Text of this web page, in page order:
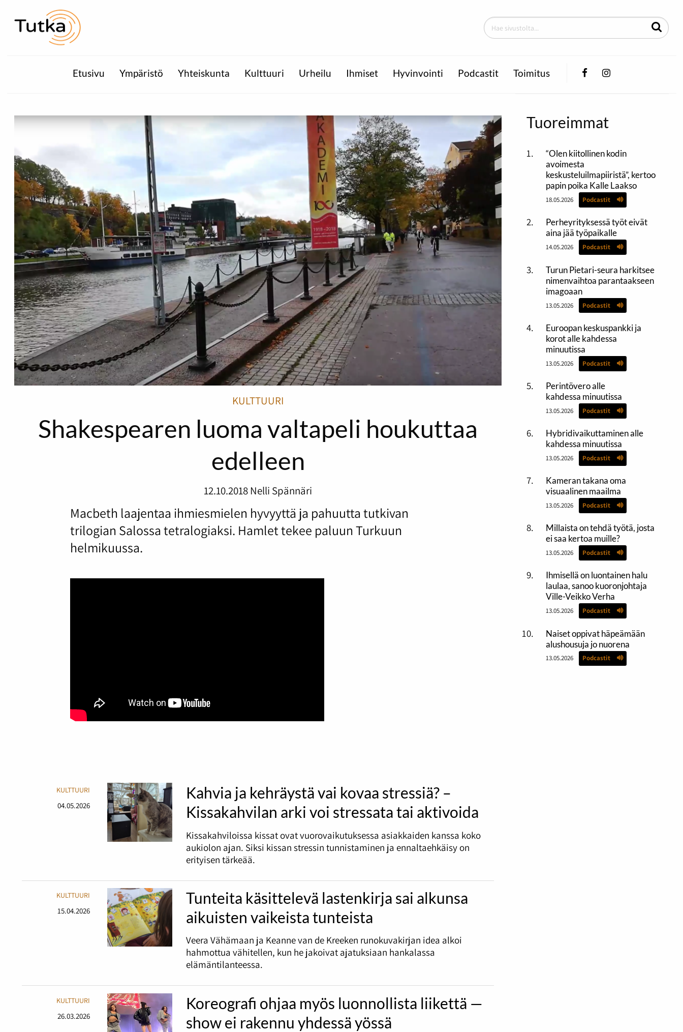
Etusivu Ympäristö Yhteiskunta Kulttuuri Urheilu Ihmiset Hyvinvointi Podcastit Toimitus FacebookInstagram
KULTTUURI
Shakespearen luoma valtapeli houkuttaa
edelleen
12.10.2018 Nelli Spännäri
Macbeth laajentaa ihmiesmielen hyvyyttä ja pahuutta tutkivan
trilogian Salossa tetralogiaksi. Hamlet tekee paluun Turkuun
helmikuussa.
KULTTUURI
04.05.2026
Kahvia ja kehräystä vai kovaa stressiä? –
Kissakahvilan arki voi stressata tai aktivoida
Kissakahviloissa kissat ovat vuorovaikutuksessa asiakkaiden kanssa koko
aukiolon ajan. Siksi kissan stressin tunnistaminen ja ennaltaehkäisy on
erityisen tärkeää.
KULTTUURI
15.04.2026
Tunteita käsittelevä lastenkirja sai alkunsa
aikuisten vaikeista tunteista
Veera Vähämaan ja Keanne van de Kreeken runokuvakirjan idea alkoi
hahmottua vähitellen, kun he jakoivat ajatuksiaan hankalassa
elämäntilanteessa.
KULTTUURI
26.03.2026
Koreografi ohjaa myös luonnollista liikettä —
show ei rakennu yhdessä yössä
Tuoreimmat
“Olen kiitollinen kodin
avoimesta
keskusteluilmapiiristä”, kertoo
papin poika Kalle Laakso
18.05.2026 Podcastit
Perheyrityksessä työt eivät
aina jää työpaikalle
14.05.2026 Podcastit
Turun Pietari-seura harkitsee
nimenvaihtoa parantaakseen
imagoaan
13.05.2026 Podcastit
Euroopan keskuspankki ja
korot alle kahdessa
minuutissa
13.05.2026 Podcastit
Perintövero alle
kahdessa minuutissa
13.05.2026 Podcastit
Hybridivaikuttaminen alle
kahdessa minuutissa
13.05.2026 Podcastit
Kameran takana oma
visuaalinen maailma
13.05.2026 Podcastit
Millaista on tehdä työtä, josta
ei saa kertoa muille?
13.05.2026 Podcastit
Ihmisellä on luontainen halu
laulaa, sanoo kuoronjohtaja
Ville-Veikko Verha
13.05.2026 Podcastit
Naiset oppivat häpeämään
alushousuja jo nuorena
13.05.2026 Podcastit